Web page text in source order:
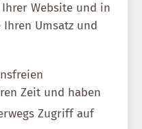
Website und in
Umsatz und
Zeit und haben
Zugriff auf